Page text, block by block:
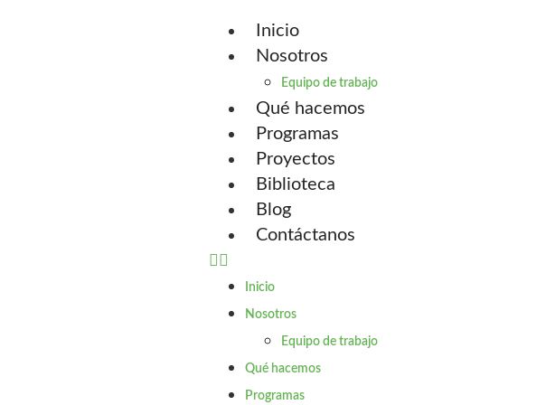
Inicio
Nosotros
Equipo de trabajo
Qué hacemos
Programas
Proyectos
Biblioteca
Blog
Contáctanos
Inicio
Nosotros
Equipo de trabajo
Qué hacemos
Programas